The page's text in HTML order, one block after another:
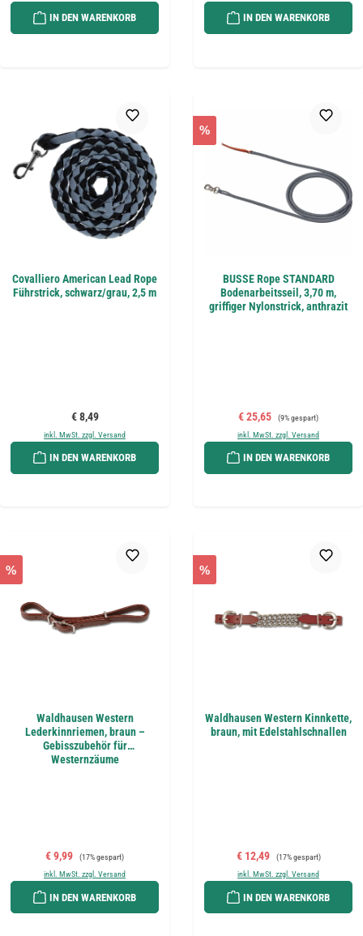
IN DEN WARENKORB IN DEN WARENKORB
Covalliero American Lead Rope
Führstrick, schwarz/grau, 2,5 m
Regulärer Preis:
€ 8,49
inkl. MwSt. zzgl. Versand
IN DEN WARENKORB
%
BUSSE Rope STANDARD
Bodenarbeitsseil, 3,70 m,
griffiger Nylonstrick, anthrazit
Verkaufspreis:
€ 25,65 Regulärer Preis:
(9% gespart)
inkl. MwSt. zzgl. Versand
IN DEN WARENKORB
%
Waldhausen Western
Lederkinnriemen, braun –
Gebisszubehör für
Westernzäume
Verkaufspreis:
€ 9,99 Regulärer Preis:
(17% gespart)
inkl. MwSt. zzgl. Versand
IN DEN WARENKORB
%
Waldhausen Western Kinnkette,
braun, mit Edelstahlschnallen
Verkaufspreis:
€ 12,49 Regulärer Preis:
(17% gespart)
inkl. MwSt. zzgl. Versand
IN DEN WARENKORB